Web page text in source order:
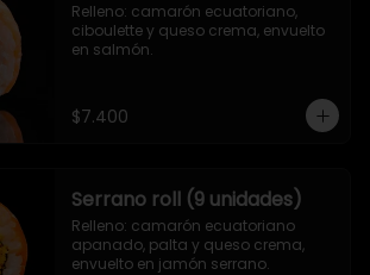
Relleno: camarón ecuatoriano,
ciboulette y queso crema, envuelto
en salmón.
$7.400
Serrano roll (9 unidades)
Relleno: camarón ecuatoriano
apanado, palta y queso crema,
envuelto en jamón serrano.